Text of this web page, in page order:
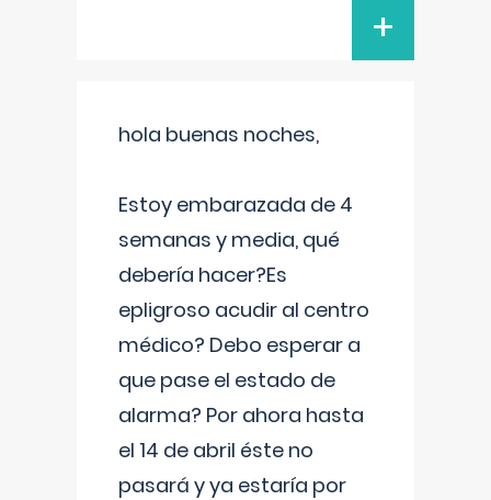
+
hola buenas noches,
Estoy embarazada de 4
semanas y media, qué
debería hacer?Es
epligroso acudir al centro
médico? Debo esperar a
que pase el estado de
alarma? Por ahora hasta
el 14 de abril éste no
pasará y ya estaría por